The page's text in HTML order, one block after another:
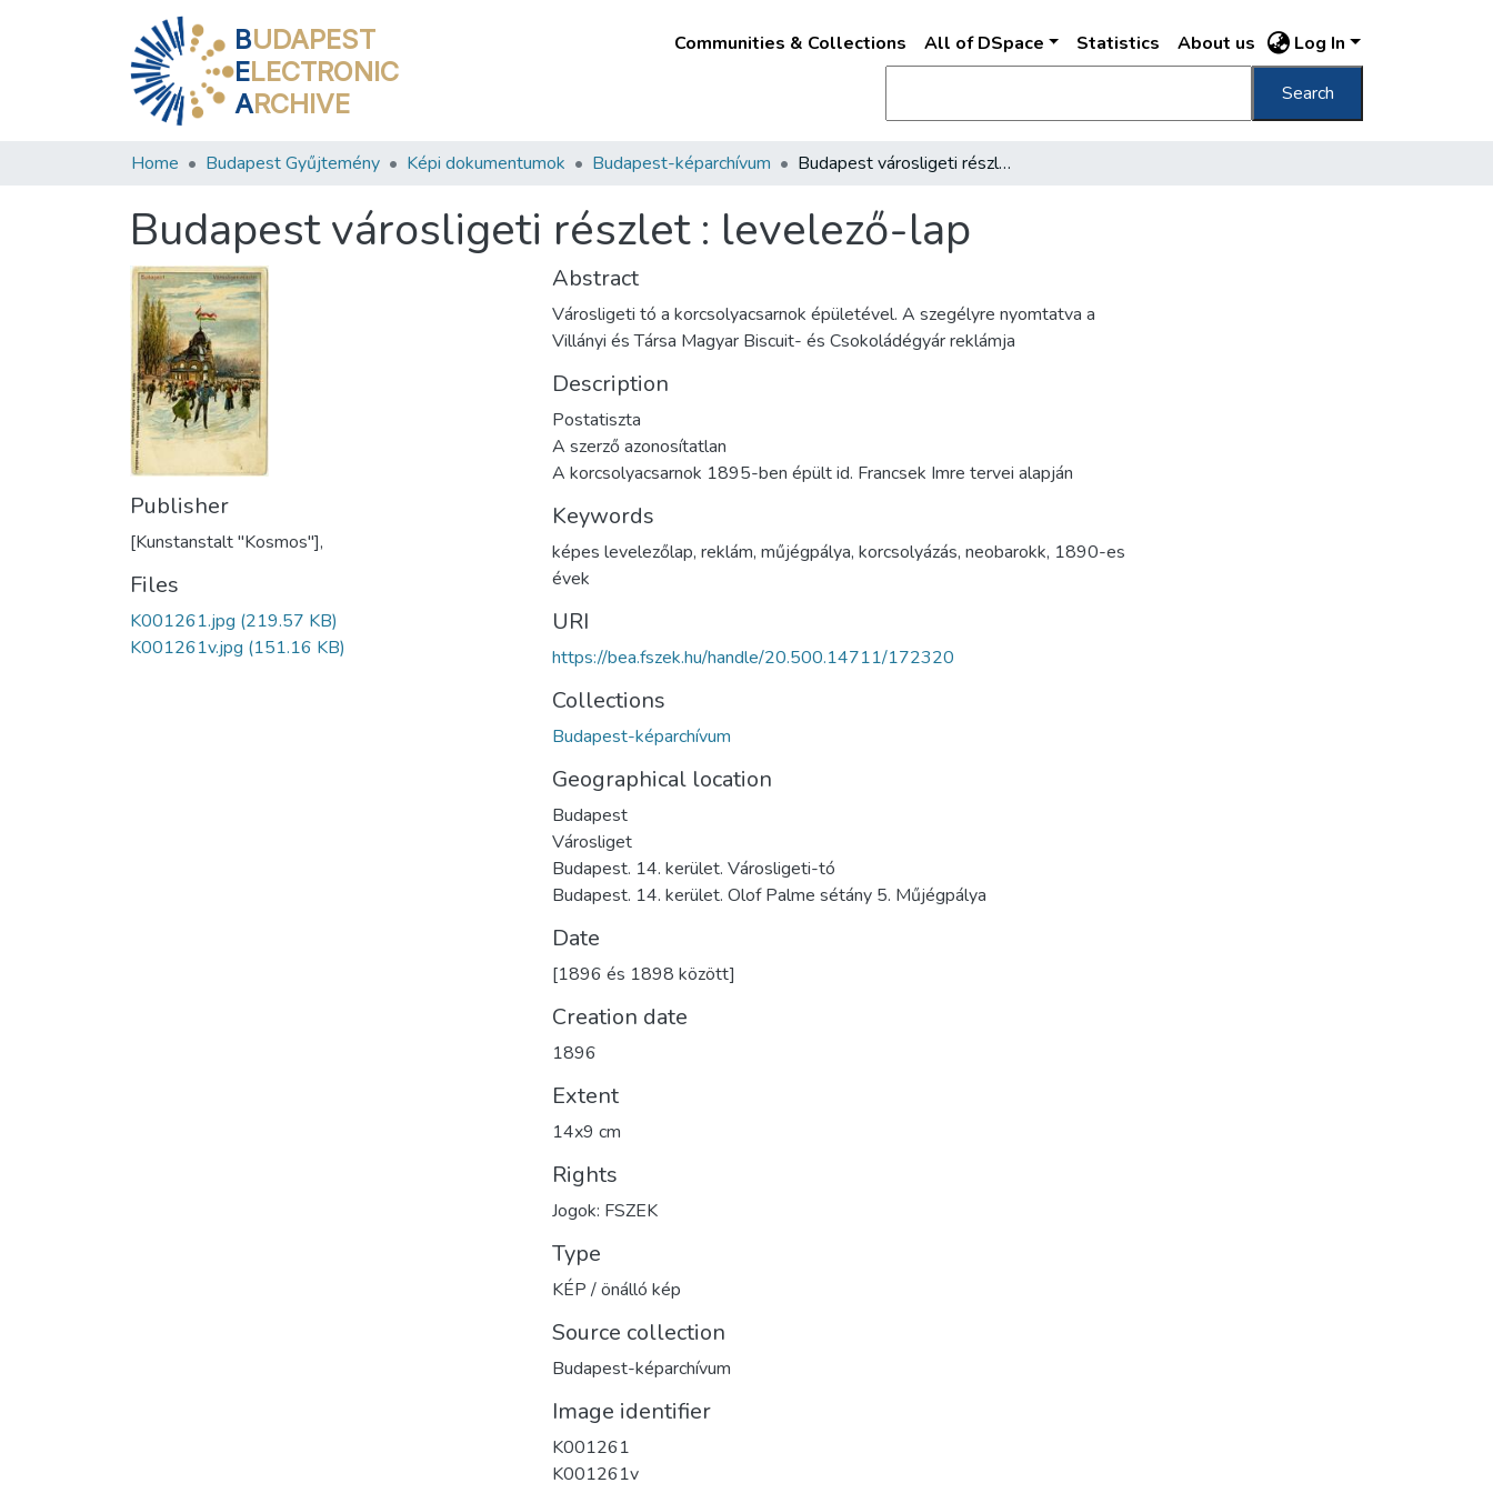
BUDAPEST
ELECTRONIC
ARCHIVE
Communities & Collections All of DSpace Statistics About us Log In
Search
Home Budapest Gyűjtemény Képi dokumentumok Budapest-képarchívum Budapest városligeti részlet : levelező-lap
Budapest városligeti részlet : levelező-lap
Publisher
[Kunstanstalt "Kosmos"],
Files
K001261.jpg (219.57 KB)
K001261v.jpg (151.16 KB)
Abstract
Városligeti tó a korcsolyacsarnok épületével. A szegélyre nyomtatva a
Villányi és Társa Magyar Biscuit- és Csokoládégyár reklámja
Description
Postatiszta
A szerző azonosítatlan
A korcsolyacsarnok 1895-ben épült id. Francsek Imre tervei alapján
Keywords
képes levelezőlap, reklám, műjégpálya, korcsolyázás, neobarokk, 1890-es
évek
URI
https://bea.fszek.hu/handle/20.500.14711/172320
Collections
Budapest-képarchívum
Geographical location
Budapest
Városliget
Budapest. 14. kerület. Városligeti-tó
Budapest. 14. kerület. Olof Palme sétány 5. Műjégpálya
Date
[1896 és 1898 között]
Creation date
1896
Extent
14x9 cm
Rights
Jogok: FSZEK
Type
KÉP / önálló kép
Source collection
Budapest-képarchívum
Image identifier
K001261
K001261v